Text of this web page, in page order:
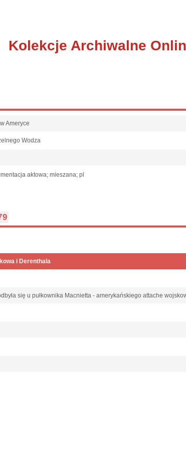
Kolekcje Archiwalne
Ameryce
Wodza
aktowa; mieszana; pl
i Derenthala
się u pułkownika Macnietta - amerykańskiego attache